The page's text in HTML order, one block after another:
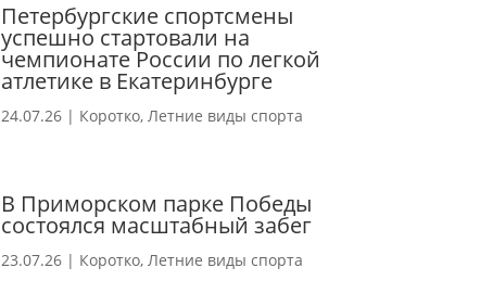
Петербургские спортсмены
успешно стартовали на
чемпионате России по легкой
атлетике в Екатеринбурге
24.07.26| Коротко, Летние виды спорта
В Приморском парке Победы
состоялся масштабный забег
23.07.26| Коротко, Летние виды спорта